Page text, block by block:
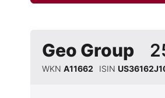
Abo & Shop
Geo Group
WKN A11662 ISIN